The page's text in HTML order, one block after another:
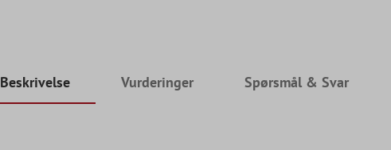
Beskrivelse Vurderinger Spørsmål & Svar